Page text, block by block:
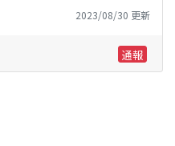
2023/08/30 更新
通報